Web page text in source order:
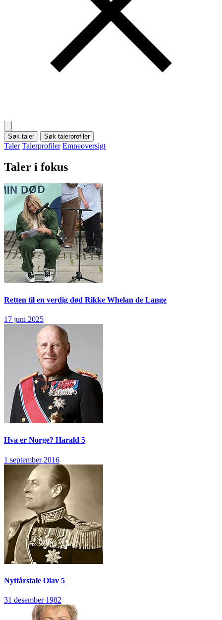
Søk taler Søk talerprofiler
Taler Talerprofiler Emneoversigt
Taler i fokus
Retten til en verdig død Rikke Whelan de Lange
17 juni 2025
Hva er Norge? Harald 5
1 september 2016
Nyttårstale Olav 5
31 desember 1982